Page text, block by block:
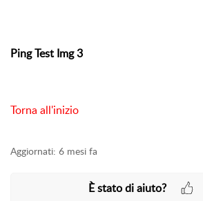
Ping Test Img 3
Torna all'inizio
Aggiornati: 6 mesi fa
È stato di aiuto?